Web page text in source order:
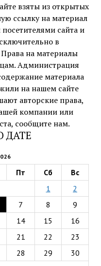
взяты из открытых
ссылку на материал
сайта и
в
на материалы
Администрация
материала
на нашем сайте
авторские права,
компании или
сообщите нам.
ДАТЕ
Пт Сб
Вс
1
2
7 8
9
14 15
16
21 22
23
28 29
30